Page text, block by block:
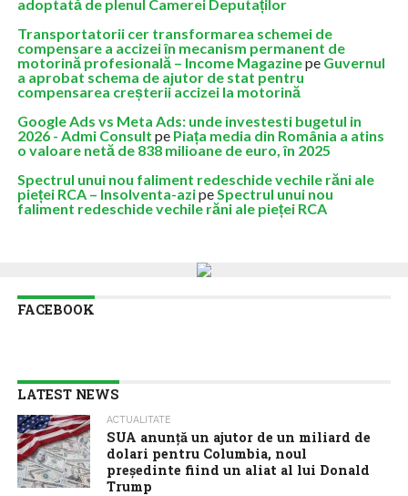
adoptată de plenul Camerei Deputaților
Transportatorii cer transformarea schemei de
compensare a accizei în mecanism permanent de
motorină profesională – Income Magazinepe Guvernul
a aprobat schema de ajutor de stat pentru
compensarea creșterii accizei la motorină
Google Ads vs Meta Ads: unde investesti bugetul in
2026 - Admi Consult pe Piața media din România a atins
o valoare netă de 838 milioane de euro, în 2025
Spectrul unui nou faliment redeschide vechile răni ale
pieței RCA – Insolventa-azipeSpectrul unui nou
faliment redeschide vechile răni ale pieței RCA
FACEBOOK
LATEST NEWS
ACTUALITATE
SUA anunţă un ajutor de un miliard de
dolari pentru Columbia, noul
preşedinte fiind un aliat al lui Donald
Trump